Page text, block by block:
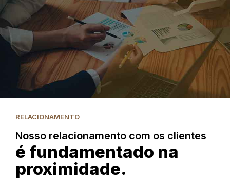
RELACIONAMENTO
Nosso relacionamento com os clientes
é fundamentado na
proximidade.